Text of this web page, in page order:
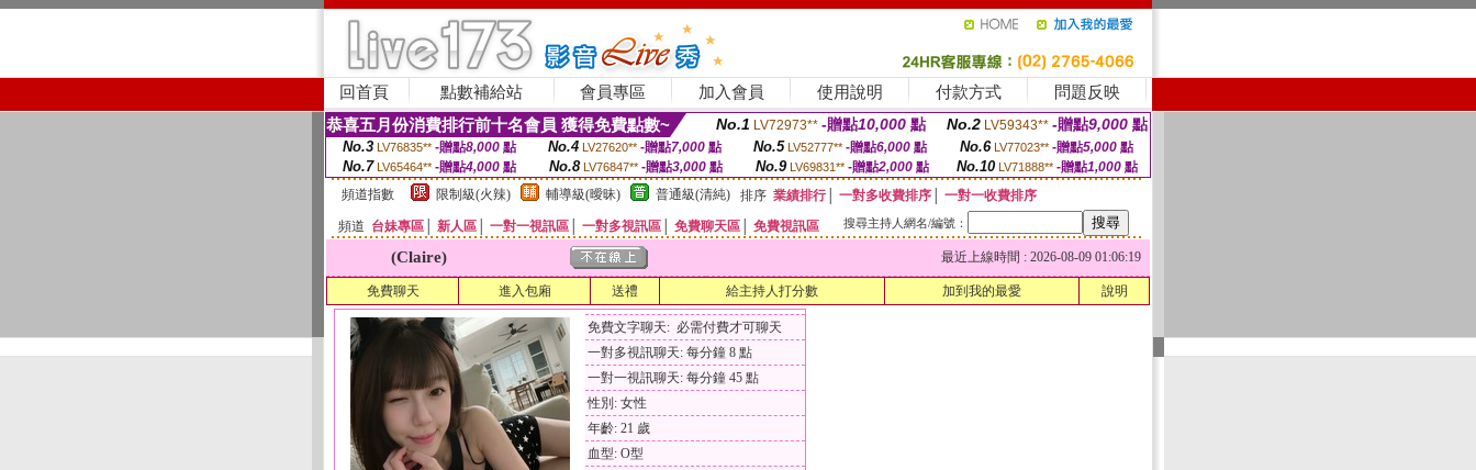
回首頁 點數補給站 會員專區 加入會員 使用說明 付款方式 問題反映
恭喜五月份消費排行前十名會員 獲得免費點數~ No.1 LV72973** -贈點10,000 點 No.2 LV59343** -贈點9,000 點
No.3 LV76835** -贈點8,000點 No.4 LV27620** -贈點7,000點 No.5 LV52777** -贈點6,000點 No.6 LV77023** -贈點5,000點
No.7 LV65464** -贈點4,000 點 No.8 LV76847** -贈點3,000 點 No.9 LV69831** -贈點2,000點 No.10 LV71888** -贈點1,000 點
頻道指數
限制級(火辣) 輔導級(曖昧) 普通級(清純) 排序 業績排行│ 一對多收費排序
一對一收費排序
頻道 台妹專區 新人區 一對一視訊區 一對多視訊區 免費聊天區 免費視訊區 搜尋主持人網名/編號：
(Claire) 最近上線時間 : 2026-08-09 01:06:19
免費聊天 進入包廂 送禮 給主持人打分數 加到我的最愛 說明
免費文字聊天: 必需付費才可聊天
一對多視訊聊天: 每分鐘 8 點
一對一視訊聊天: 每分鐘 45 點
性別: 女性
年齡: 21 歲
血型: O型